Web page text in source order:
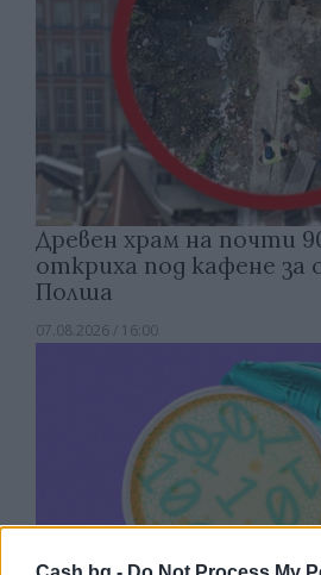
Древен храм на почти
откриха под кафене за
Полша
07.08.2026 / 16:00